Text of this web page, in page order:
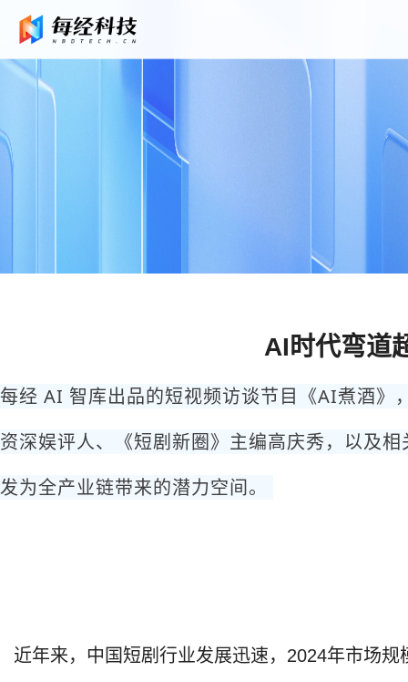
AI时代弯道
每经 AI 智库出品的短视频访谈节目《AI煮酒》
资深娱评人、《短剧新圈》主编高庆秀，以及
发为全产业链带来的潜力空间。
近年来，中国短剧行业发展迅速，2024年市场